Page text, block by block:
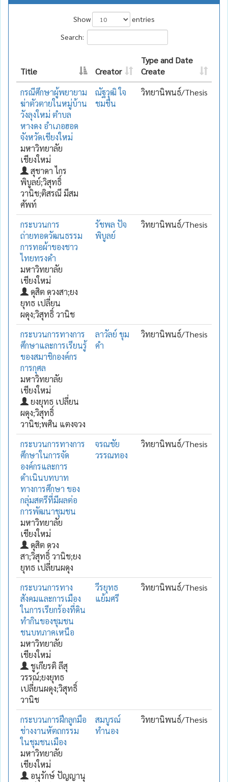
Show
entries
Search:
Title Creator
Type and Date
Create
กรณีศึกษาผู้พยายาม
ฆ่าตัวตายในหมู่บ้าน
วังลุงใหม่ ตำบล
หางดง อำเภอฮอด
จังหวัดเชียงใหม่
มหาวิทยาลัย
เชียงใหม่
สุชาดา ไกร
พิบูลย์;วิสุทธิ์
วานิช;ติสรณี มีสม
ศัพท์
ณัฐวุฒิ ใจ
ชมชื่น
วิทยานิพนธ์/Thesis
กระบวนการ
ถ่ายทอดวัฒนธรรม
การทอผ้าของชาว
ไทยทรงดำ
มหาวิทยาลัย
เชียงใหม่
ดุสิต ดวงสา;ยง
ยุทธ เปลี่ยน
ผดุง;วิสุทธิ์ วานิช
รัชพล ปัจ
พิบูลย์
วิทยานิพนธ์/Thesis
กระบวนการทางการ
ศึกษาและการเรียนรู้
ของสมาชิกองค์กร
การกุศล
มหาวิทยาลัย
เชียงใหม่
ยงยุทธ เปลี่ยน
ผดุง;วิสุทธิ์
วานิช;พศิน แตงจวง
ลาวัลย์ ขุม
คำ
วิทยานิพนธ์/Thesis
กระบวนการทางการ
ศึกษาในการจัด
องค์กรและการ
ดำเนินบทบาท
ทางการศึกษา ของ
กลุ่มสตรีที่มีผลต่อ
การพัฒนาชุมชน
มหาวิทยาลัย
เชียงใหม่
ดุสิต ดวง
สา;วิสุทธิ์ วานิช;ยง
ยุทธ เปลี่ยนผดุง
จรณชัย
วรรณทอง
วิทยานิพนธ์/Thesis
กระบวนการทาง
สังคมและการเมือง
ในการเรียกร้องที่ดิน
ทำกินของชุมชน
ชนบทภาคเหนือ
มหาวิทยาลัย
เชียงใหม่
ชูเกียรติ ลีสุ
วรรณ์;ยงยุทธ
เปลี่ยนผดุง;วิสุทธิ์
วานิช
วีรยุทธ
แย้มศรี
วิทยานิพนธ์/Thesis
กระบวนการฝึกลูกมือ
ช่างงานหัตถกรรม
ในชุมชนเมือง
มหาวิทยาลัย
เชียงใหม่
อนุรักษ์ ปัญญานุ
สมบูรณ์
ทำนอง
วิทยานิพนธ์/Thesis